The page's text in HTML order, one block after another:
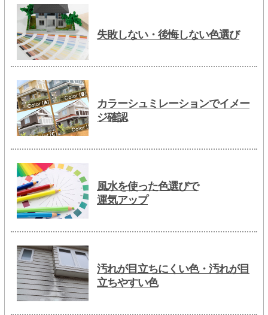
失敗しない・後悔しない色選び
カラーシュミレーションでイメー
ジ確認
風水を使った色選びで
運気アップ
汚れが目立ちにくい色・汚れが目
立ちやすい色